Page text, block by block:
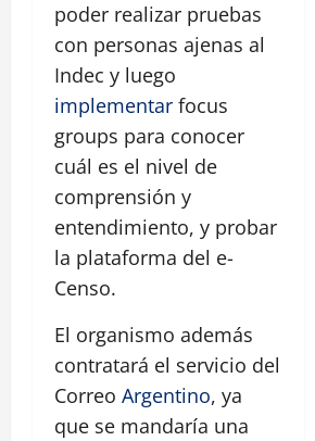
poder realizar pruebas
con personas ajenas al
Indec y luego
implementar focus
groups para conocer
cuál es el nivel de
comprensión y
entendimiento, y probar
la plataforma del e-
Censo.
El organismo además
contratará el servicio del
Correo Argentino, ya
que se mandaría una